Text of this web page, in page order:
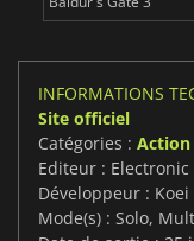
INFORMATIONS
Site officiel
Catégories : Action
Editeur : Electronic
Développeur : Koei
Mode(s) : Solo,